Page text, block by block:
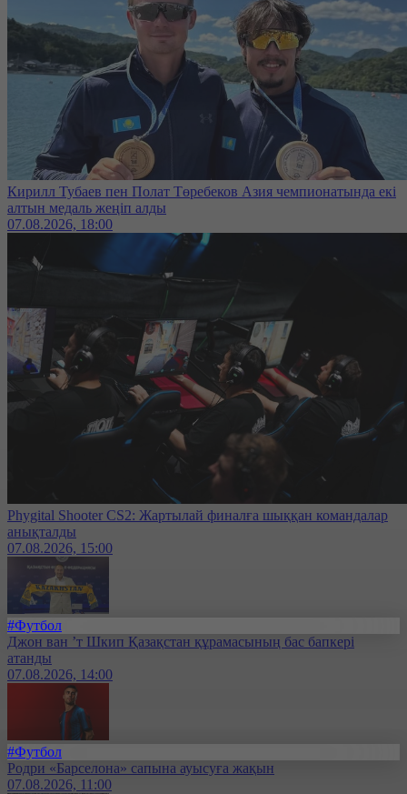
Кирилл Тубаев пен Полат Төребеков Азия чемпионатында екі
алтын медаль жеңіп алды
07.08.2026, 18:00
Phygital Shooter CS2: Жартылай финалға шыққан командалар
анықталды
07.08.2026, 15:00
#Футбол
Джон ван ’т Шкип Қазақстан құрамасының бас бапкері
атанды
07.08.2026, 14:00
#Футбол
Родри «Барселона» сапына ауысуға жақын
07.08.2026, 11:00